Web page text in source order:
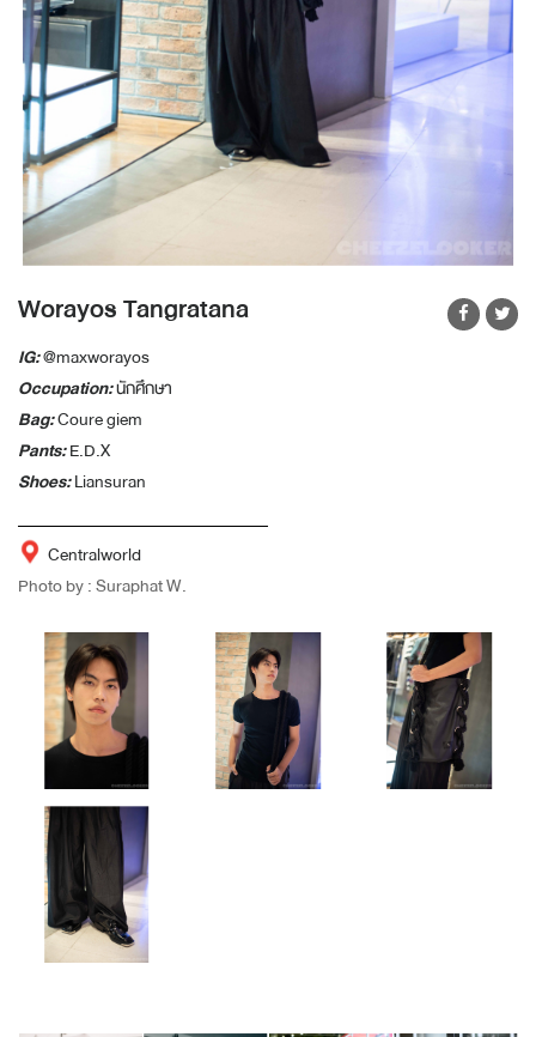
Worayos Tangratana
IG:@maxworayos
Occupation:นักศึกษา
Bag:Coure giem
Pants:E.D.X
Shoes:Liansuran
Centralworld
Photo by : Suraphat W.